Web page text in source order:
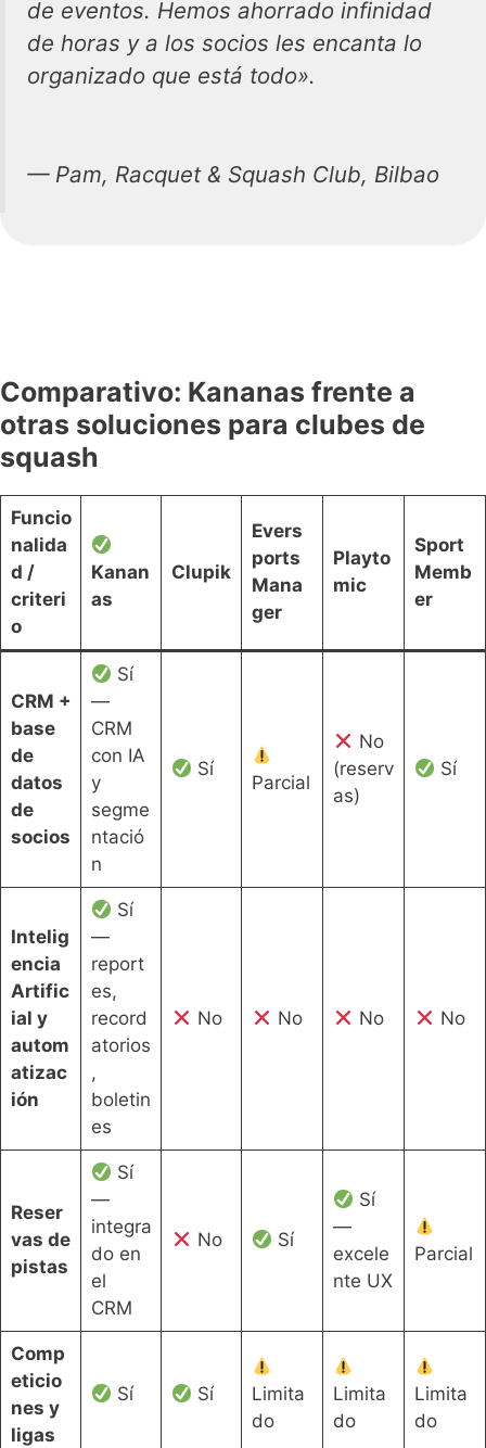
de eventos. Hemos ahorrado infinidad
de horas y a los socios les encanta lo
organizado que está todo».
— Pam, Racquet & Squash Club, Bilbao
Comparativo: Kananas frente a
otras soluciones para clubes de
squash
Funcio
nalida
d /
criteri
o
Kanan
as
Clupik
Evers
ports
Mana
ger
Playto
mic
Sport
Memb
er
CRM +
base
de
datos
de
socios
Sí
—
CRM
con IA
y
segme
ntació
n
Sí
Parcial
No
(reserv
as)
Sí
Intelig
encia
Artific
ial y
autom
atizac
ión
Sí
—
report
es,
record
atorios
,
boletin
es
No No No No
Reser
vas de
pistas
Sí
—
integra
do en
el
CRM
No Sí
Sí
—
excele
nte UX
Parcial
Comp
eticio
nes y
ligas
Sí Sí
Limita
do
Limita
do
Limita
do